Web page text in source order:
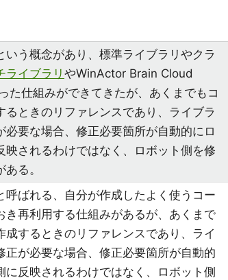
いう概念があり、標準ライブラリやクラ
ライブラリ やWinActor Brain Cloud
た仕組みができてきたが、あくまでもコ
るときのリファレンスであり、ライブラ
必要な場合、修正必要箇所が自動的にロ
映されるわけではなく、ロボット側を修
る。
呼ばれる、自分が作成したよく使うコー
き再利用する仕組みがあるが、あくまで
成するときのリファレンスであり、ライ
正が必要な場合、修正必要箇所が自動的
に反映されるわけではなく、ロボット側